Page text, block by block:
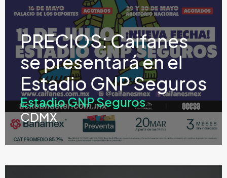
PRECIOS: Caifanes
se presentará en el
Estadio GNP Seguros
Estadio GNP Seguros
CDMX